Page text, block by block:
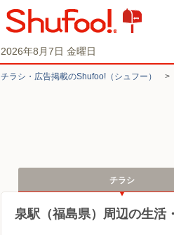
2026年8月7日 金曜日
チラシ・​広告掲載の​Shufoo!​（シュフー） >
チラシ
泉駅（福島県）周辺の生活